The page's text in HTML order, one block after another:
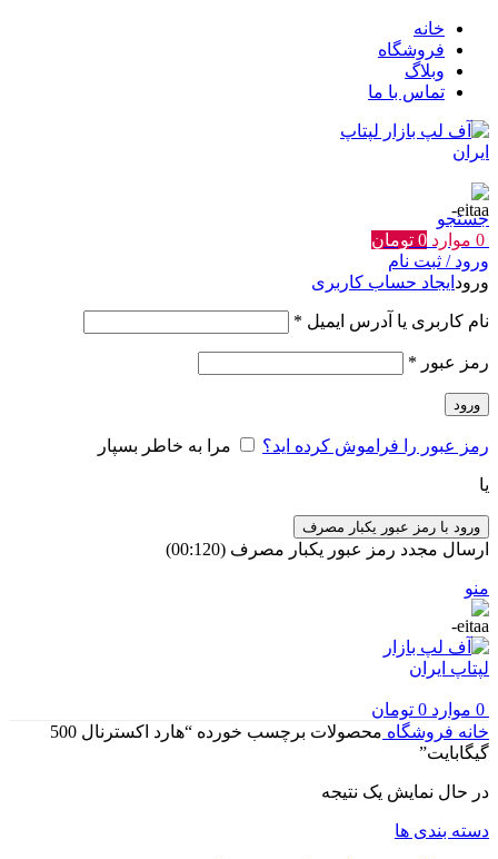
خانه
فروشگاه
وبلاگ
تماس با ما
جستجو
0 موارد 0 تومان
ورود / ثبت نام
ورود ایجاد حساب کاربری
نام کاربری یا آدرس ایمیل *
رمز عبور *
ورود
رمز عبور را فراموش کرده اید؟ مرا به خاطر بسپار
یا
ورود با رمز عبور یکبار مصرف
ارسال مجدد رمز عبور یکبار مصرف (00:
120
)
منو
0 موارد 0 تومان
خانه فروشگاه
محصولات برچسب خورده “هارد اکسترنال 500
گیگابایت”
در حال نمایش یک نتیجه
دسته بندی ها